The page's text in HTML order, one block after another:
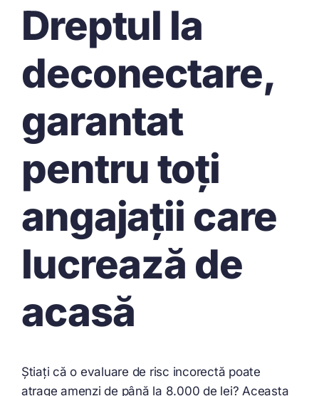
Dreptul la
deconectare,
garantat
pentru toți
angajații care
lucrează de
acasă
Știați că o evaluare de risc incorectă poate
atrage amenzi de până la 8.000 de lei? Aceasta